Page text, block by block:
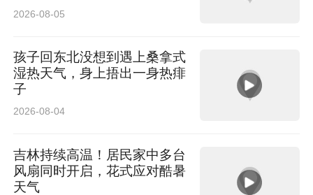
2026-08-05
孩子回东北没想到遇上桑拿式
湿热天气，身上捂出一身热痱
子
2026-08-04
吉林持续高温！居民家中多台
风扇同时开启，花式应对酷暑
天气